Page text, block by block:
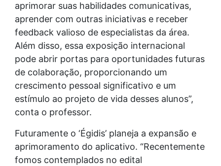
aprimorar suas habilidades comunicativas,
aprender com outras iniciativas e receber
feedback valioso de especialistas da área.
Além disso, essa exposição internacional
pode abrir portas para oportunidades futuras
de colaboração, proporcionando um
crescimento pessoal significativo e um
estímulo ao projeto de vida desses alunos”,
conta o professor.
Futuramente o ‘Égidis’ planeja a expansão e
aprimoramento do aplicativo. “Recentemente
fomos contemplados no edital